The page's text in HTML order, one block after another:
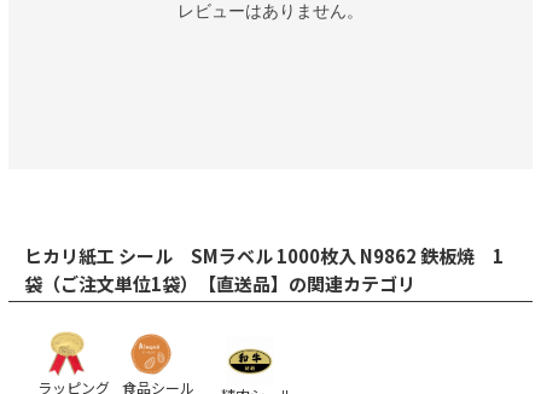
レビューはありません。
ヒカリ紙工 シール SMラベル 1000枚入 N9862 鉄板焼 1
袋（ご注文単位1袋）【直送品】の関連カテゴリ
ラッピング
食品シール